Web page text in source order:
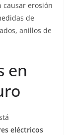
causar erosión
de
anillos de
en
eléctricos